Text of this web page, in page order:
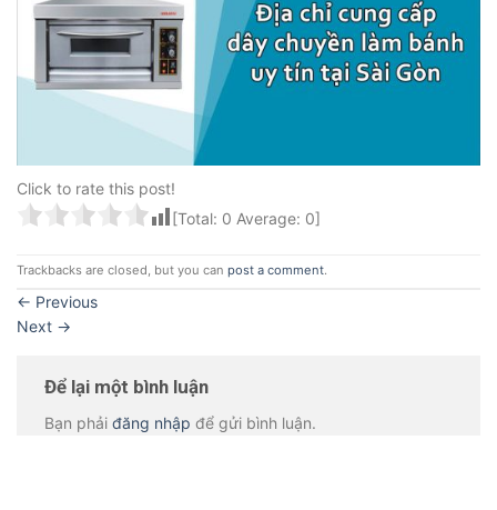
Click to rate this post!
[Total: 0 Average: 0]
Trackbacks are closed, but you can post a comment.
← Previous
Next →
Để lại một bình luận
Bạn phải đăng nhập để gửi bình luận.